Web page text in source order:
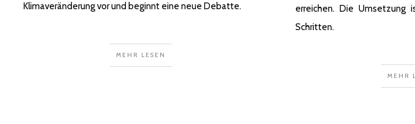
Klimaveränderung vor und beginnt eine neue Debatte.
MEHR LESEN
erreichen. Die
Schritten.
MEHR